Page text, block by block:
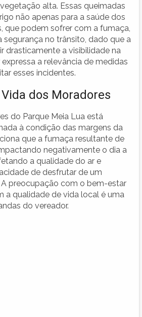
alta. Essas queimadas
não apenas para a saúde dos
que podem sofrer com a fumaça,
no trânsito, dado que a
drasticamente a visibilidade na
a relevância de medidas
esses incidentes.
dos Moradores
do Parque Meia Lua está
à condição das margens da
que a fumaça resultante de
negativamente o dia a
a qualidade do ar e
de desfrutar de um
preocupação com o bem-estar
a qualidade de vida local é uma
do vereador.